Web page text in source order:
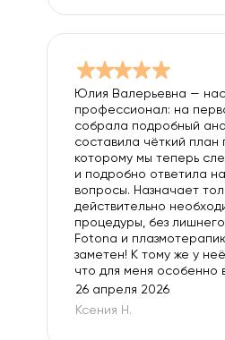
Юлия Валерьевна —
профессионал: на
собрала подробный
составила чёткий план
которому мы теперь
и подробно ответила
вопросы. Назначает
действительно
процедуры, без
Fotona и
заметен! К тому же у неё
что для меня особенно
Ксения Н.
26 апреля 2026